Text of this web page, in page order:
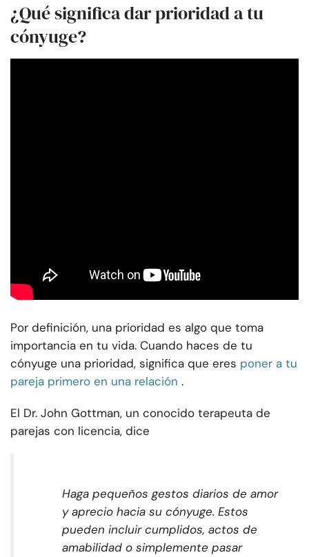
¿Qué significa dar prioridad a tu
cónyuge?
Por definición, una prioridad es algo que toma
importancia en tu vida. Cuando haces de tu
cónyuge una prioridad, significa que eres poner a tu
pareja primero en una relación .
El Dr. John Gottman, un conocido terapeuta de
parejas con licencia, dice
Haga pequeños gestos diarios de amor
y aprecio hacia su cónyuge. Estos
pueden incluir cumplidos, actos de
amabilidad o simplemente pasar